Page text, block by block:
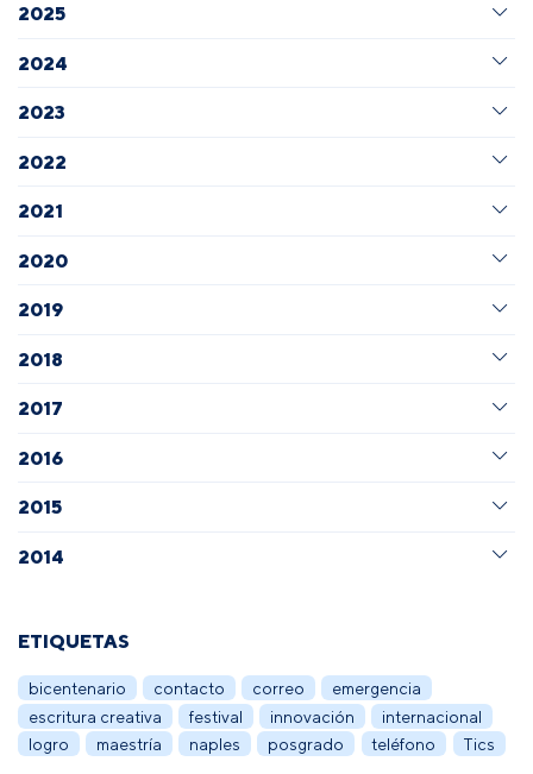
2025
2024
2023
2022
2021
2020
2019
2018
2017
2016
2015
2014
ETIQUETAS
bicentenario contacto correo
emergencia
escritura creativa
festival innovación
internacional
logro
maestría naples posgrado teléfono Tics